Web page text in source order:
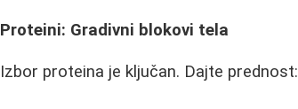
Proteini: Gradivni blokovi tela
Izbor proteina je ključan. Dajte prednost: